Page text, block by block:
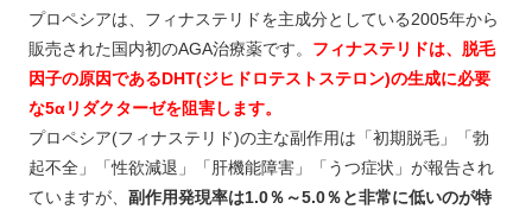
プロペシアは、フィナステリドを主成分としている2005年から
販売された国内初のAGA治療薬です。 フィナステリドは、脱毛
因子の原因であるDHT(ジヒドロテストステロン)の生成に必要
な5αリダクターゼを阻害します。
プロペシア(フィナステリド)の主な副作用は「初期脱毛」「勃
起不全」「性欲減退」「肝機能障害」「うつ症状」が報告され
ていますが、 副作用発現率は1.0％～5.0％と非常に低いのが特